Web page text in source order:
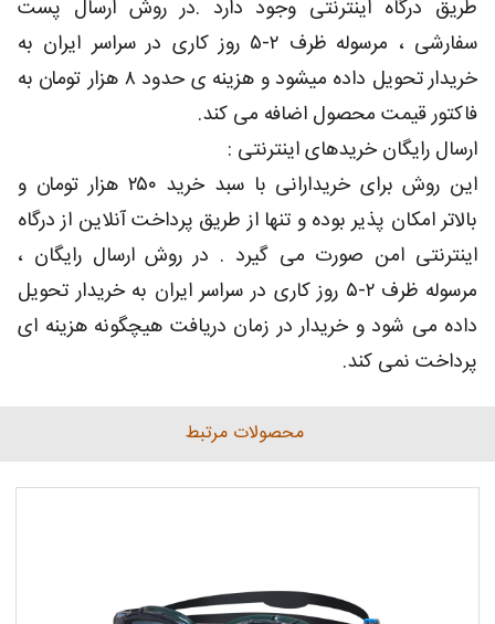
طریق درگاه اینترنتی وجود دارد .در روش ارسال پست
سفارشی ، مرسوله ظرف ۲-۵ روز کاری در سراسر ایران به
خریدار تحویل داده میشود و هزینه ی حدود ۸ هزار تومان به
فاکتور قیمت محصول اضافه می کند.
ارسال رایگان خریدهای اینترنتی :
این روش برای خریدارانی با سبد خرید ۲۵۰ هزار تومان و
بالاتر امکان پذیر بوده و تنها از طریق پرداخت آنلاین از درگاه
اینترنتی امن صورت می گیرد . در روش ارسال رایگان ،
مرسوله ظرف ۲-۵ روز کاری در سراسر ایران به خریدار تحویل
داده می شود و خریدار در زمان دریافت هیچگونه هزینه ای
پرداخت نمی کند.
محصولات مرتبط